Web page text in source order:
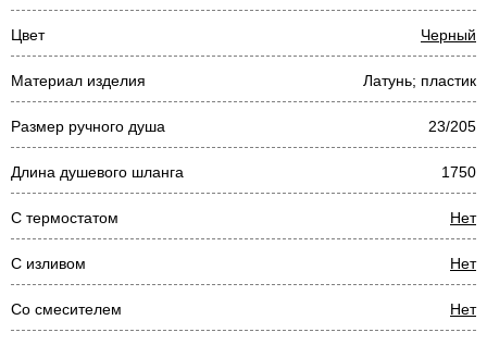
Цвет Черный
Материал изделия Латунь; пластик
Размер ручного душа 23/205
Длина душевого шланга 1750
С термостатом Нет
С изливом Нет
Со смесителем Нет